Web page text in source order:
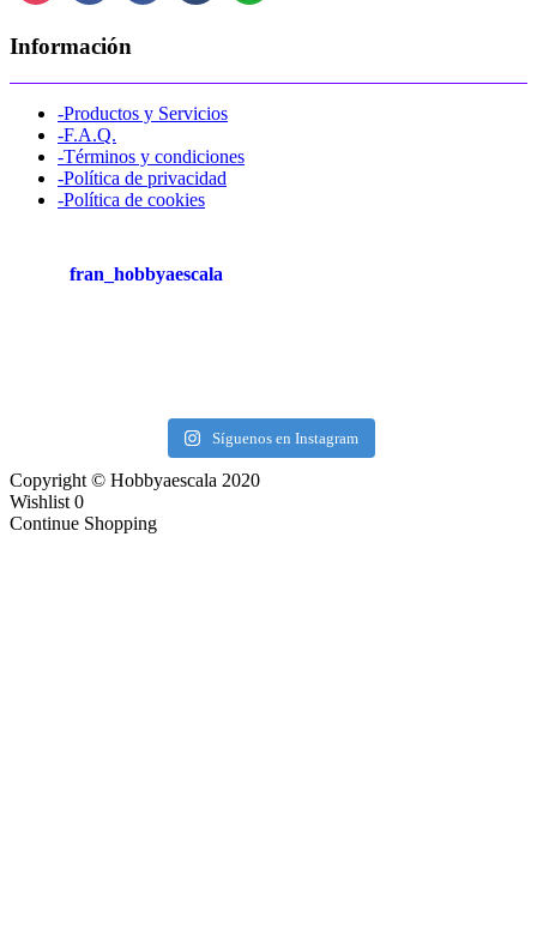
Información
-Productos y Servicios
-F.A.Q.
-Términos y condiciones
-Política de privacidad
-Política de cookies
fran_hobbyaescala
Síguenos en Instagram
Copyright © Hobbyaescala 2020
Wishlist 0
Continue Shopping